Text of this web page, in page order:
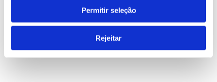
Permitir seleção
Rejeitar
PREV POST NEXT POST